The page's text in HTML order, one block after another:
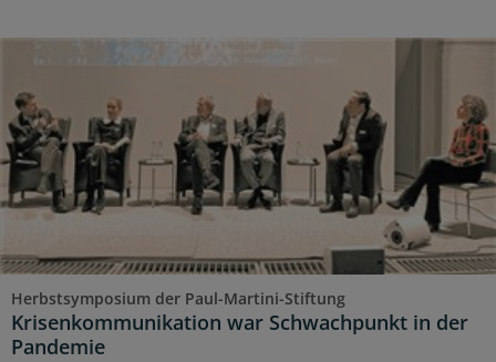
Herbstsymposium der Paul-Martini-Stiftung
Krisenkommunikation war Schwachpunkt in der
Pandemie